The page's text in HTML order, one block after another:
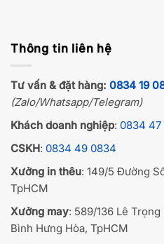
Thông tin liên hệ
Tư vấn & đặt hàng: 0834 19
(Zalo/Whatsapp/Telegram)
Khách doanh nghiệp: 0834 47
CSKH: 0834 49 0834
Xưởng in thêu: 149/5 Đường
TpHCM
Xưởng may: 589/136 Lê
Bình Hưng Hòa, TpHCM